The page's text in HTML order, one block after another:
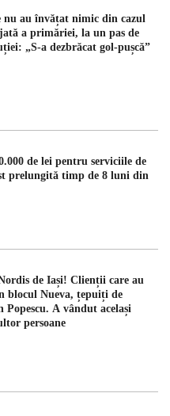
au învățat nimic din cazul
a primăriei, la un pas de
„S-a dezbrăcat gol-pușcă”
de lei pentru serviciile de
prelungită timp de 8 luni din
de Iași! Clienții care au
blocul Nueva, țepuiți de
Popescu. A vândut același
persoane